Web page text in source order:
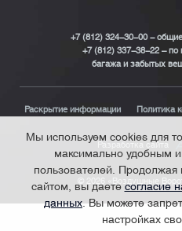
+7 (812) 324-30-00 -
+7 (812) 337-38-22 – по
багажа и забытых
Раскрытие информации Политика
Разработка сайта
© 2026 «Воздушные
Мы используем cookies для
максимально удобным
пользователей.
сайтом, вы даетесогласие
данных. Вы можете
настройках